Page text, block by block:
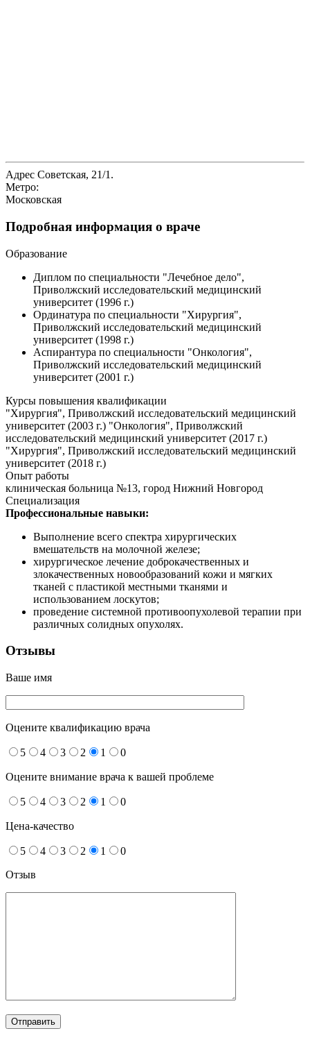
Адрес Советская, 21/1.
Метро:
Московская
Подробная информация о враче
Образование
Диплом по специальности "Лечебное дело",
Приволжский исследовательский медицинский
университет (1996 г.)
Ординатура по специальности "Хирургия",
Приволжский исследовательский медицинский
университет (1998 г.)
Аспирантура по специальности "Онкология",
Приволжский исследовательский медицинский
университет (2001 г.)
Курсы повышения квалификации
"Хирургия", Приволжский исследовательский медицинский
университет (2003 г.) "Онкология", Приволжский
исследовательский медицинский университет (2017 г.)
"Хирургия", Приволжский исследовательский медицинский
университет (2018 г.)
Опыт работы
клиническая больница №13, город Нижний Новгород
Специализация
Профессиональные навыки:
Выполнение всего спектра хирургических
вмешательств на молочной железе;
хирургическое лечение доброкачественных и
злокачественных новообразований кожи и мягких
тканей с пластикой местными тканями и
использованием лоскутов;
проведение системной противоопухолевой терапии при
различных солидных опухолях.
Отзывы
Ваше имя
Оцените квалификацию врача
5 4 3 2 1 0
Оцените внимание врача к вашей проблеме
5 4 3 2 1 0
Цена-качество
5 4 3 2 1
0
Отзыв